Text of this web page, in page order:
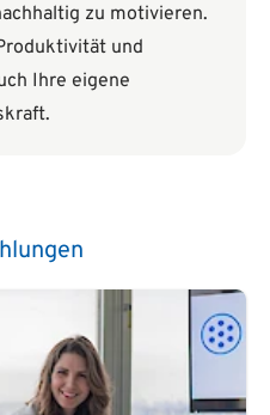
zu motivieren.
und
Ihre eigene